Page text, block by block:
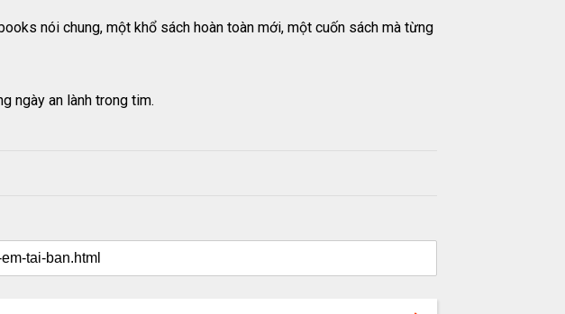
nói chung, một khổ sách hoàn toàn mới, một cuốn sách mà từng
ngày an lành trong tim.